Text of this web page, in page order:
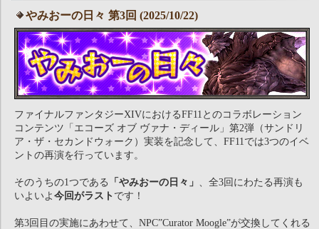
やみおーの日々 第3回 (2025/10/22)
ファイナルファンタジーXIVにおけるFF11とのコラボレーション
コンテンツ「エコーズ オブ ヴァナ・ディール」第2弾（サンドリ
ア・ザ・セカンドウォーク）実装を記念して、FF11では3つのイベ
ントの再演を行っています。
そのうちの1つである 「やみおーの日々」 、全3回にわたる再演も
いよいよ 今回がラスト です！
第3回目の実施にあわせて、NPC”Curator Moogle”が交換してくれる